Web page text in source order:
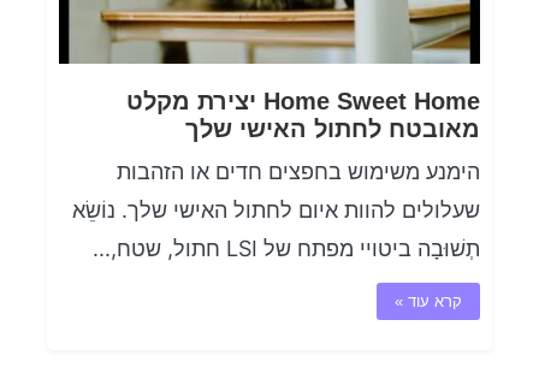
Home Sweet Home יצירת מקלט
מאובטח לחתול האישי שלך
הימנע משימוש בחפצים חדים או הזהבות
שעלולים להוות איום לחתול האישי שלך. נוֹשֵׂא
תְשׁוּבָה ביטויי מפתח של LSI חתול, שטח,...
קרא עוד »